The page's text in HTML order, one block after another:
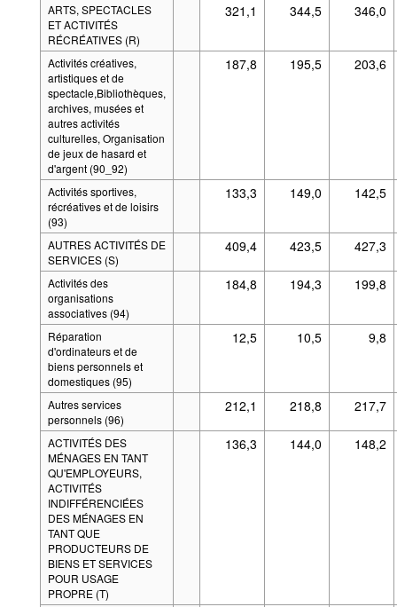
ARTS, SPECTACLES
ET ACTIVITÉS
RÉCRÉATIVES (R)
321,1 344,5 346,0
Activités créatives,
artistiques et de
spectacle,Bibliothèques,
archives, musées et
autres activités
culturelles, Organisation
de jeux de hasard et
d'argent (90_92)
187,8 195,5 203,6
Activités sportives,
récréatives et de loisirs
(93)
133,3 149,0 142,5
AUTRES ACTIVITÉS DE
SERVICES (S)
409,4 423,5 427,3
Activités des
organisations
associatives (94)
184,8 194,3 199,8
Réparation
d'ordinateurs et de
biens personnels et
domestiques (95)
12,5 10,5 9,8
Autres services
personnels (96)
212,1 218,8 217,7
ACTIVITÉS DES
MÉNAGES EN TANT
QU'EMPLOYEURS,
ACTIVITÉS
INDIFFÉRENCIÉES
DES MÉNAGES EN
TANT QUE
PRODUCTEURS DE
BIENS ET SERVICES
POUR USAGE
PROPRE (T)
136,3 144,0 148,2